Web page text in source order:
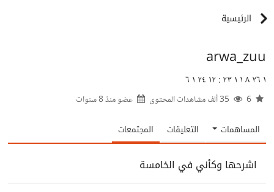
الرئيسية
arwa_zuu
١ ٢٦ ٨ ١ ١ ٢٣ : ١٢ ٢٤ ١ ٦
عضو منذ8 سنوات
المساهمات التعليقات المجتمعات
اشرحها وكأني في الخامسة